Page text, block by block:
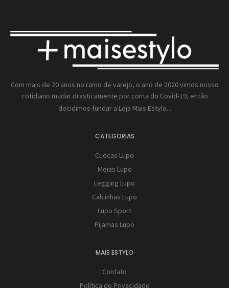
Com mais de 20 anos no ramo de varejo, o ano de 2020 vimos nosso
cotidiano mudar drasticamente por conta do Covid-19, então
decidimos fundar a Loja Mais Estylo...
CATEGORIAS
Cuecas Lupo
Meias Lupo
Legging Lupo
Calcinhas Lupo
Lupo Sport
Pijamas Lupo
MAIS ESTYLO
Contato
Política de Privacidade